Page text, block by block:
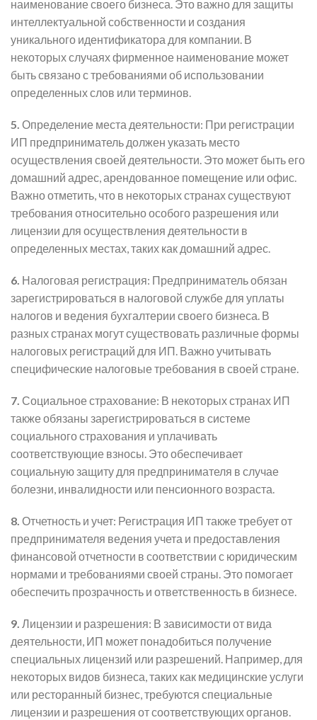
наименование своего бизнеса. Это важно для защиты
интеллектуальной собственности и создания
уникального идентификатора для компании. В
некоторых случаях фирменное наименование может
быть связано с требованиями об использовании
определенных слов или терминов.
5. Определение места деятельности: При регистрации
ИП предприниматель должен указать место
осуществления своей деятельности. Это может быть его
домашний адрес, арендованное помещение или офис.
Важно отметить, что в некоторых странах существуют
требования относительно особого разрешения или
лицензии для осуществления деятельности в
определенных местах, таких как домашний адрес.
6. Налоговая регистрация: Предприниматель обязан
зарегистрироваться в налоговой службе для уплаты
налогов и ведения бухгалтерии своего бизнеса. В
разных странах могут существовать различные формы
налоговых регистраций для ИП. Важно учитывать
специфические налоговые требования в своей стране.
7. Социальное страхование: В некоторых странах ИП
также обязаны зарегистрироваться в системе
социального страхования и уплачивать
соответствующие взносы. Это обеспечивает
социальную защиту для предпринимателя в случае
болезни, инвалидности или пенсионного возраста.
8. Отчетность и учет: Регистрация ИП также требует от
предпринимателя ведения учета и предоставления
финансовой отчетности в соответствии с юридическим
нормами и требованиями своей страны. Это помогает
обеспечить прозрачность и ответственность в бизнесе.
9. Лицензии и разрешения: В зависимости от вида
деятельности, ИП может понадобиться получение
специальных лицензий или разрешений. Например, для
некоторых видов бизнеса, таких как медицинские услуги
или ресторанный бизнес, требуются специальные
лицензии и разрешения от соответствующих органов.